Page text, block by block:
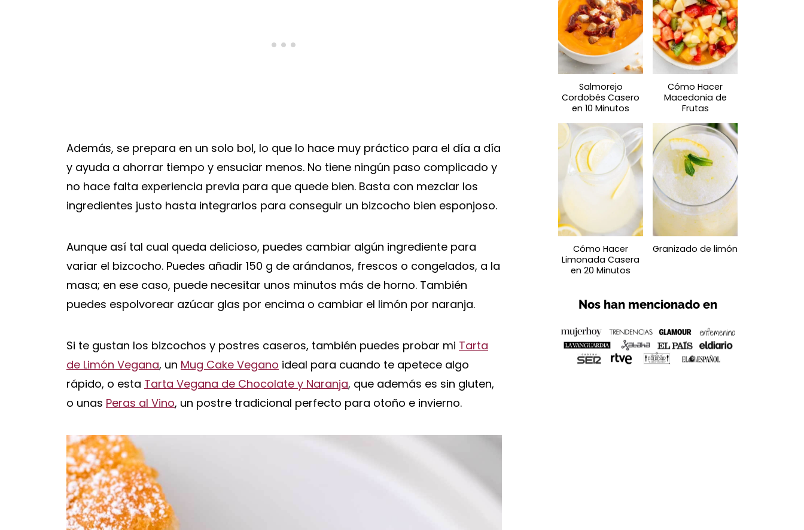
Además, se prepara en un solo bol, lo que lo hace muy práctico para el día a día
y ayuda a ahorrar tiempo y ensuciar menos. No tiene ningún paso complicado y
no hace falta experiencia previa para que quede bien. Basta con mezclar los
ingredientes justo hasta integrarlos para conseguir un bizcocho bien esponjoso.
Aunque así tal cual queda delicioso, puedes cambiar algún ingrediente para
variar el bizcocho. Puedes añadir 150 g de arándanos, frescos o congelados, a la
masa; en ese caso, puede necesitar unos minutos más de horno. También
puedes espolvorear azúcar glas por encima o cambiar el limón por naranja.
Si te gustan los bizcochos y postres caseros, también puedes probar mi Tarta
de Limón Vegana, un Mug Cake Vegano ideal para cuando te apetece algo
rápido, o esta Tarta Vegana de Chocolate y Naranja, que además es sin gluten,
o unas Peras al Vino, un postre tradicional perfecto para otoño e invierno.
Salmorejo
Cordobés Casero
en 10 Minutos
Cómo Hacer
Macedonia de
Frutas
Cómo Hacer
Limonada Casera
en 20 Minutos
Granizado de limón
Nos han mencionado en